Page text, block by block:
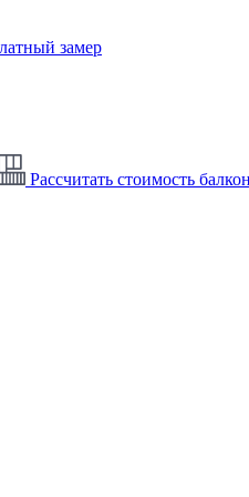
замер
Рассчитать стоимость